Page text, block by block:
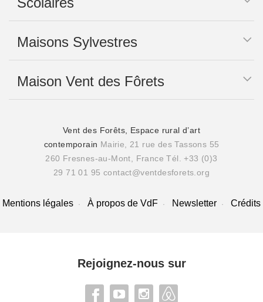
Maisons Sylvestres
Maison Vent des Fôrets
Vent des Forêts, Espace rural d’art
contemporain Mairie, 21 rue des Tassons 55
260 Fresnes-au-Mont, France Tél. +33 (0)3
29 71 01 95 contact@ventdesforets.org
Mentions légales À propos de VdF Newsletter Crédits
Rejoignez-nous sur